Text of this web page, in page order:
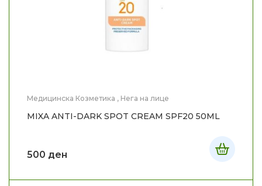
Медицинска Козметика , Нега на лице
MIXA ANTI-DARK SPOT CREAM SPF20 50ML
500 ден